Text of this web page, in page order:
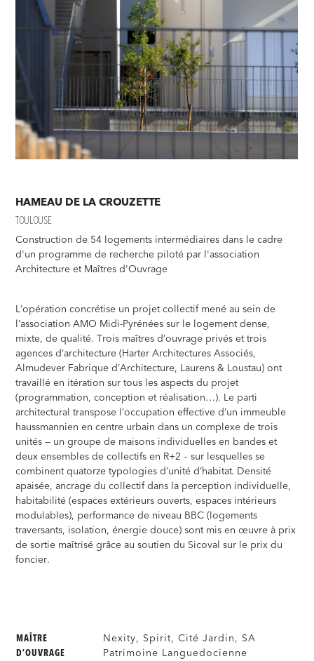
HAMEAU DE LA CROUZETTE
TOULOUSE
Construction de 54 logements intermédiaires dans le cadre
d'un programme de recherche piloté par l'association
Architecture et Maîtres d'Ouvrage
L’opération concrétise un projet collectif mené au sein de
l’association AMO Midi-Pyrénées sur le logement dense,
mixte, de qualité. Trois maîtres d’ouvrage privés et trois
agences d’architecture (Harter Architectures Associés,
Almudever Fabrique d’Architecture, Laurens & Loustau) ont
travaillé en itération sur tous les aspects du projet
(programmation, conception et réalisation…). Le parti
architectural transpose l’occupation effective d’un immeuble
haussmannien en centre urbain dans un complexe de trois
unités — un groupe de maisons individuelles en bandes et
deux ensembles de collectifs en R+2 – sur lesquelles se
combinent quatorze typologies d’unité d’habitat. Densité
apaisée, ancrage du collectif dans la perception individuelle,
habitabilité (espaces extérieurs ouverts, espaces intérieurs
modulables), performance de niveau BBC (logements
traversants, isolation, énergie douce) sont mis en œuvre à prix
de sortie maîtrisé grâce au soutien du Sicoval sur le prix du
foncier.
MAÎTRE
D’OUVRAGE
Nexity, Spirit, Cité Jardin, SA
Patrimoine Languedocienne